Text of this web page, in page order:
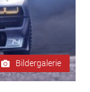
Bildergalerie